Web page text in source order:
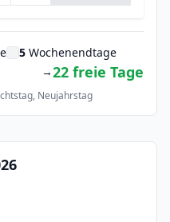
5 Wochenendtage
→22 freie Tage
Neujahrstag